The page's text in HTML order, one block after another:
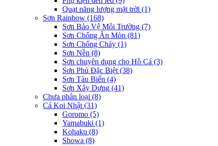
Quạt năng lượng mặt trời (1)
Sơn Rainbow (168)
Sơn Bảo Vệ Môi Trường (7)
Sơn Chống Ăn Mòn (81)
Sơn Chống Cháy (1)
Sơn Nền (8)
Sơn chuyên dụng cho Hồ Cá (3)
Sơn Phủ Đặc Biệt(38)
Sơn Tàu Biển (4)
Sơn Xây Dựng (41)
Chưa phân loại (8)
Cá Koi Nhật(31)
Goromo (5)
Yamabuki (1)
Kohaku (8)
Showa (8)